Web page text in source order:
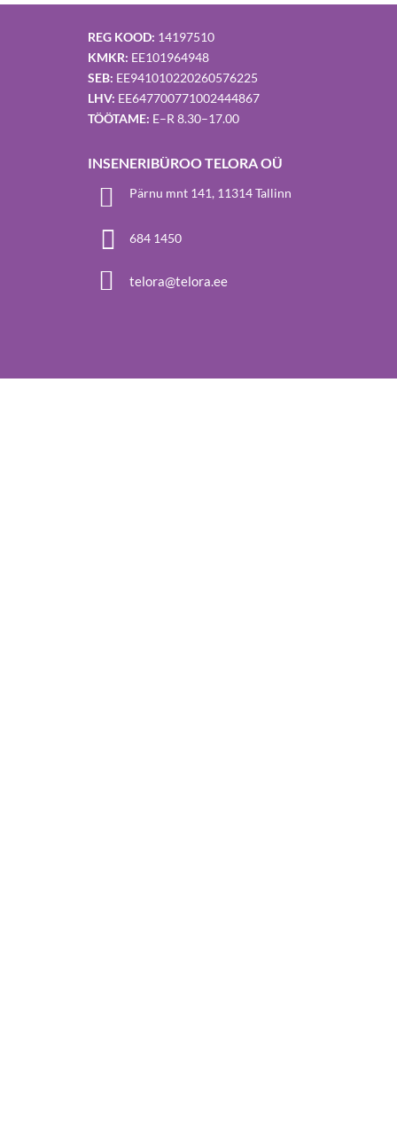
ehitustööd
REG KOOD: 14197510
KMKR: EE101964948
SEB: EE941010220260576225
LHV: EE647700771002444867
TÖÖTAME: E–R 8.30–17.00
INSENERIBÜROO TELORA OÜ
 Pärnu mnt 141, 11314 Tallinn
 684 1450
 telora@telora.ee